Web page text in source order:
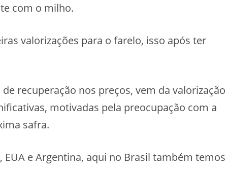
com o milho.
valorizações para o farelo, isso após ter
recuperação nos preços, vem da valorização
motivadas pela preocupação com a
safra.
EUA e Argentina, aqui no Brasil também temos